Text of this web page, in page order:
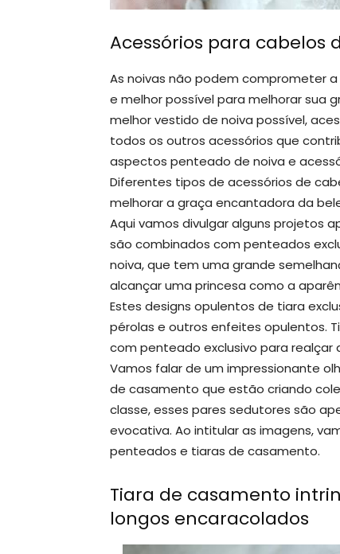
Acessórios para cabelos
As noivas não podem comprometer
e melhor possível para melhorar sua
melhor vestido de noiva possível,
todos os outros acessórios que
aspectos penteado de noiva e
Diferentes tipos de acessórios de
melhorar a graça encantadora da
Aqui vamos divulgar alguns projetos
são combinados com penteados
noiva, que tem uma grande
alcançar uma princesa como a
Estes designs opulentos de tiara
pérolas e outros enfeites opulentos.
com penteado exclusivo para
Vamos falar de um impressionante
de casamento que estão criando
classe, esses pares sedutores são
evocativa. Ao intitular as imagens,
penteados e tiaras de casamento.
Tiara de casamento
longos encaracolados